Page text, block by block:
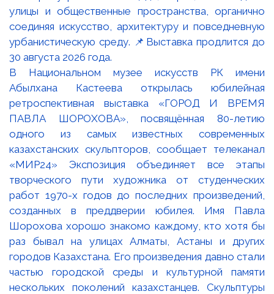
В Национальном музее искусств РК имени
Абылхана Кастеева открылась юбилейная
ретроспективная выставка «ГОРОД И ВРЕМЯ
ПАВЛА ШОРОХОВА», посвящённая 80-летию
одного из самых известных современных
казахстанских скульпторов, сообщает телеканал
«МИР24» Экспозиция объединяет все этапы
творческого пути художника от студенческих
работ 1970-х годов до последних произведений,
созданных в преддверии юбилея. Имя Павла
Шорохова хорошо знакомо каждому, кто хотя бы
раз бывал на улицах Алматы, Астаны и других
городов Казахстана. Его произведения давно стали
частью городской среды и культурной памяти
нескольких поколений казахстанцев. Скульптуры